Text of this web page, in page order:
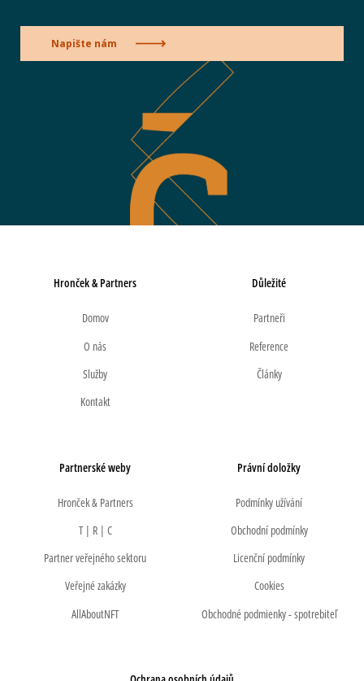
Napište nám
Hronček & Partners
Domov
O nás
Služby
Kontakt
Důležité
Partneři
Reference
Články
Partnerské weby
Hronček & Partners
T | R | C
Partner veřejného sektoru
Veřejné zakázky
AllAboutNFT
Právní doložky
Podmínky užívání
Obchodní podmínky
Licenční podmínky
Cookies
Obchodné podmienky - spotrebiteľ